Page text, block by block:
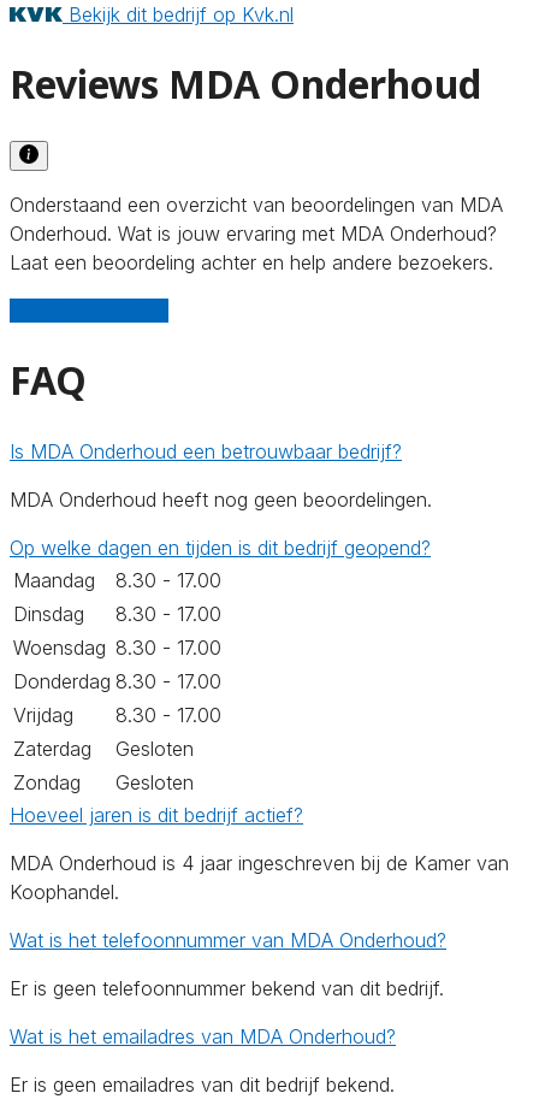
Bekijk dit bedrijf op Kvk.nl
Reviews MDA Onderhoud
Onderstaand een overzicht van beoordelingen van MDA
Onderhoud. Wat is jouw ervaring met MDA Onderhoud?
Laat een beoordeling achter en help andere bezoekers.
FAQ
Is MDA Onderhoud een betrouwbaar bedrijf?
MDA Onderhoud heeft nog geen beoordelingen.
Op welke dagen en tijden is dit bedrijf geopend?
Maandag
8.30 - 17.00
Dinsdag
8.30 - 17.00
Woensdag 8.30 - 17.00
Donderdag 8.30 - 17.00
Vrijdag
8.30 - 17.00
Zaterdag
Gesloten
Zondag
Gesloten
Hoeveel jaren is dit bedrijf actief?
MDA Onderhoud is 4 jaar ingeschreven bij de Kamer van
Koophandel.
Wat is het telefoonnummer van MDA Onderhoud?
Er is geen telefoonnummer bekend van dit bedrijf.
Wat is het emailadres van MDA Onderhoud?
Er is geen emailadres van dit bedrijf bekend.